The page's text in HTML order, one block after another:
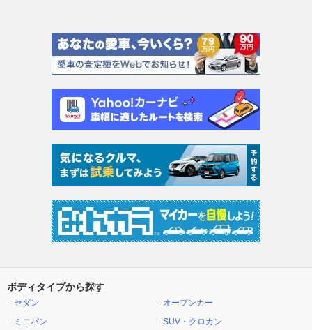
ボディタイプから探す
セダン
ミニバン
オープンカー
SUV・クロカン